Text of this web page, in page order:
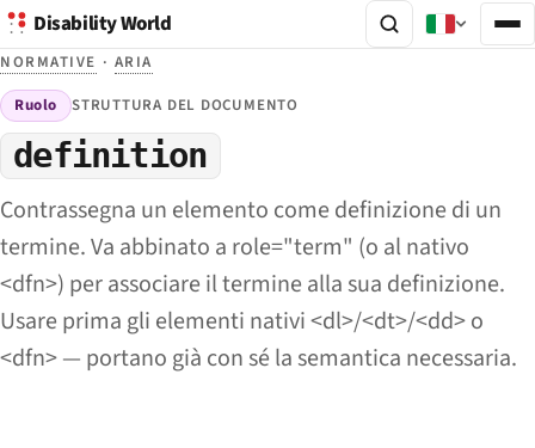
Disability World
NORMATIVE · ARIA
Ruolo STRUTTURA DEL DOCUMENTO
definition
Contrassegna un elemento come definizione di un
termine. Va abbinato a role="term" (o al nativo
<dfn>) per associare il termine alla sua definizione.
Usare prima gli elementi nativi <dl>/<dt>/<dd> o
<dfn> — portano già con sé la semantica necessaria.